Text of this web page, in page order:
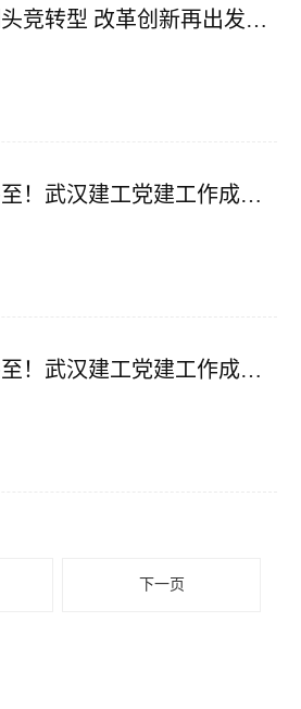
勇立潮头竞转型 改革创新再出发——集团召开党委（扩大）会专题研究推进转型
双誉并至！武汉建工党建工作成果再上新
双誉并至！武汉建工党建工作成果再上新
下一页